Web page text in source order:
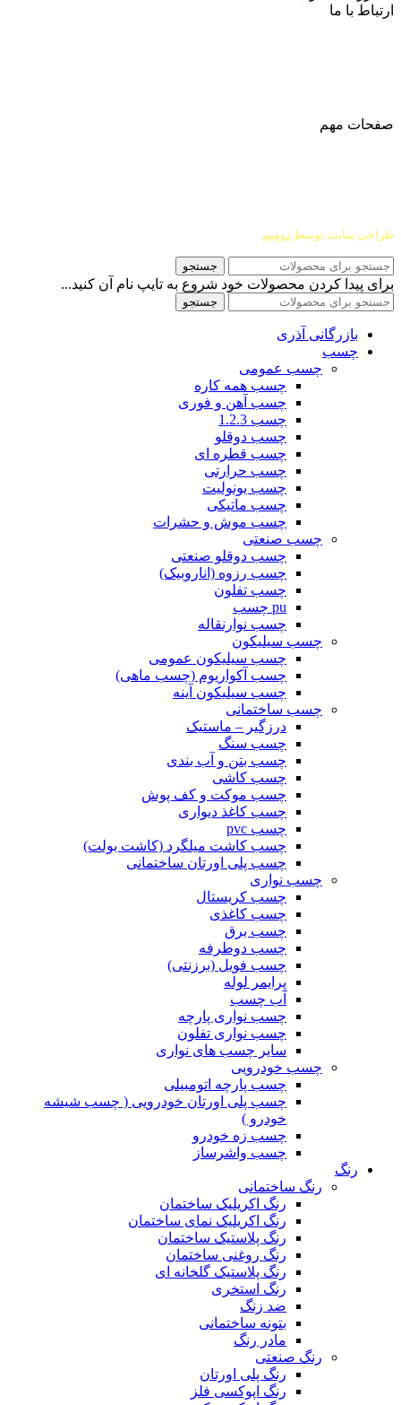
ارتباط با ما
صفحات مهم
طراحی سایت توسط دومیم
جستجو
برای پیدا کردن محصولات خود شروع به تایپ نام آن کنید...
جستجو
بازرگانی آذری
چسب
چسب عمومی
چسب همه کاره
چسب آهن و فوری
چسب 1.2.3
چسب دوقلو
چسب قطره ای
چسب حرارتی
چسب یونولیت
چسب ماتیکی
چسب موش و حشرات
چسب صنعتی
چسب دوقلو صنعتی
چسب رزوه (اناروبیک)
چسب تفلون
pu چسب
چسب نوارنقاله
چسب سیلیکون
چسب سیلیکون عمومی
چسب آکواریوم (چسب ماهی)
چسب سیلیکون آینه
چسب ساختمانی
درزگیر – ماستیک
چسب سنگ
چسب بتن و آب بندی
چسب کاشی
چسب موکت و کف پوش
چسب کاغذ دیواری
چسب pvc
چسب کاشت میلگرد (کاشت بولت)
چسب پلی اورتان ساختمانی
چسب نواری
چسب کریستال
چسب کاغذی
چسب برق
چسب دوطرفه
چسب فویل (برزنتی)
پرایمر لوله
آب چسب
چسب نواری پارچه
چسب نواری تفلون
سایر چسب های نواری
چسب خودرویی
چسب پارچه اتومبیلی
چسب پلی اورتان خودرویی ( چسب شیشه
خودرو )
چسب زه خودرو
چسب واشرساز
رنگ
رنگ ساختمانی
رنگ اکریلیک ساختمان
رنگ اکریلیک نمای ساختمان
رنگ پلاستیک ساختمان
رنگ روغنی ساختمان
رنگ پلاستیک گلخانه ای
رنگ استخری
ضد زنگ
بتونه ساختمانی
مادر رنگ
رنگ صنعتی
رنگ پلی اورتان
رنگ اپوکسی فلز